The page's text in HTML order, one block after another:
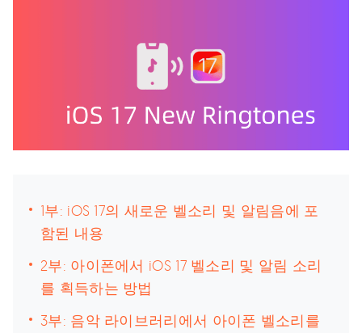
1부: iOS 17의 새로운 벨소리 및 알림음에 포
함된 내용
2부: 아이폰에서 iOS 17 벨소리 및 알림 소리
를 획득하는 방법
3부: 음악 라이브러리에서 아이폰 벨소리를